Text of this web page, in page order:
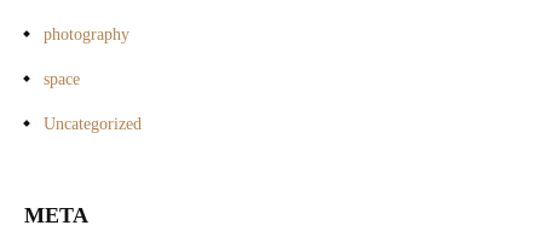
photography
space
Uncategorized
META